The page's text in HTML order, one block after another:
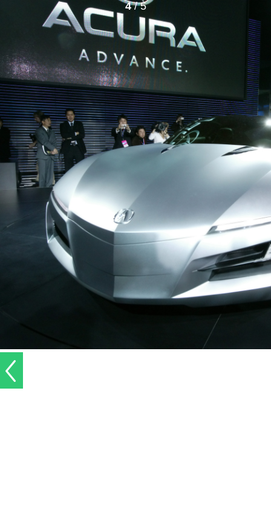
4/ 5